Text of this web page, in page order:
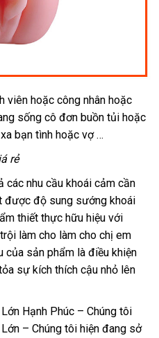
viên hướng
dẫn
hoặc công nhân thương
hiệu
hoặc
toàn
sống cô đơn buồn tủi cao
hoặc
bạn tình mới
hoặc vợ …
rẻ
đắt
nhất
các nhu cầu khoái cảm cần
danh
sách
được độ sung sướng khoái
thiết thực hữu hiệu sửa
chữa
với
sỉ
làm cho làm cho chị em
cao
cấp
của sản phẩm là điều khiện
sự kích thích cậu nhỏ lên
Hạnh Phúc – Chúng tôi
– Chúng tôi hiện đang sở